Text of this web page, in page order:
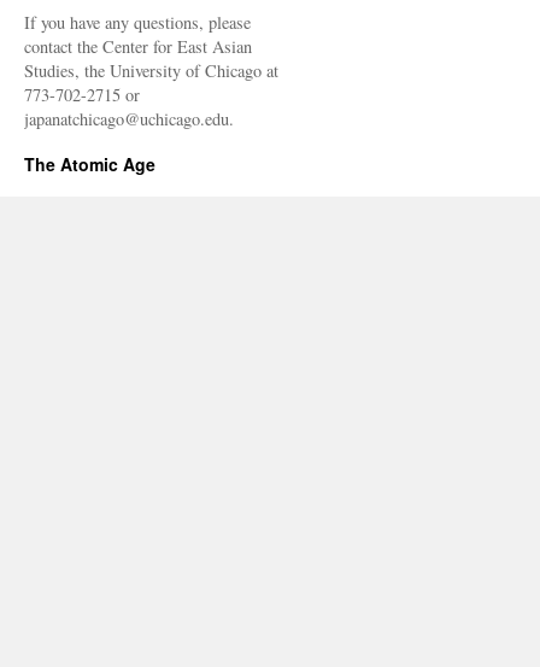
If you have any questions, please
contact the Center for East Asian
Studies, the University of Chicago at
773-702-2715 or
japanatchicago@uchicago.edu.
The Atomic Age